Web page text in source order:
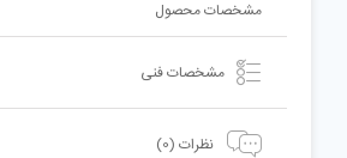
مشخصات محصول
مشخصات فنی
نظرات (0)